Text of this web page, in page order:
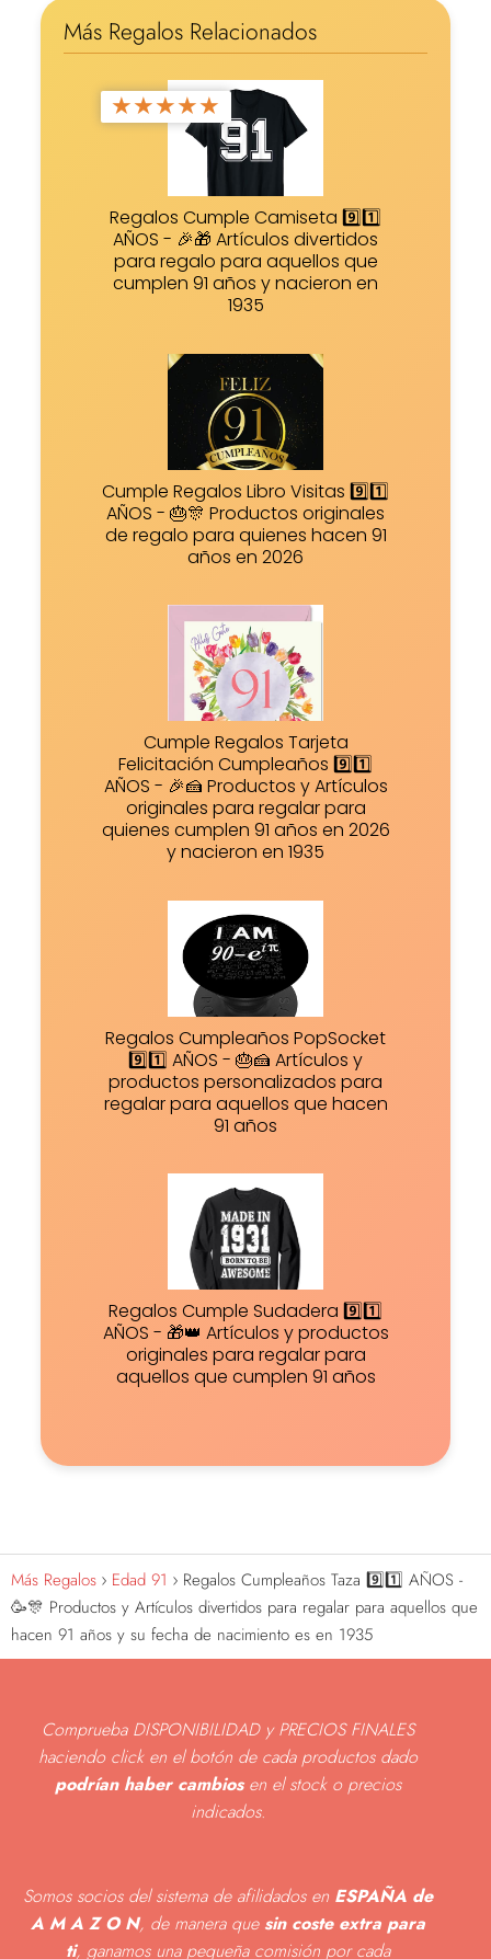
Más Regalos Relacionados
★★★★★
Regalos Cumple Camiseta 9️⃣1️⃣
AÑOS - 🎉🎁 Artículos divertidos
para regalo para aquellos que
cumplen 91 años y nacieron en
1935
Cumple Regalos Libro Visitas 9️⃣1️⃣
AÑOS - 🎂🎊 Productos originales
de regalo para quienes hacen 91
años en 2026
Cumple Regalos Tarjeta
Felicitación Cumpleaños 9️⃣1️⃣
AÑOS - 🎉🍰 Productos y Artículos
originales para regalar para
quienes cumplen 91 años en 2026
y nacieron en 1935
Regalos Cumpleaños PopSocket
9️⃣1️⃣ AÑOS - 🎂🍰 Artículos y
productos personalizados para
regalar para aquellos que hacen
91 años
Regalos Cumple Sudadera 9️⃣1️⃣
AÑOS - 🎁👑 Artículos y productos
originales para regalar para
aquellos que cumplen 91 años
Más Regalos Edad 91
Regalos Cumpleaños Taza 9️⃣1️⃣ AÑOS -
🥳🎊 Productos y Artículos divertidos para regalar para aquellos que
hacen 91 años y su fecha de nacimiento es en 1935
Comprueba DISPONIBILIDAD y PRECIOS FINALES
haciendo click en el botón de cada productos dado
podrían haber cambiosen el stock o precios
indicados.
Somos socios del sistema de afilidados en ESPAÑA de
A M A Z O N, de manera que sin coste extra para
ti, ganamos una pequeña comisión por cada